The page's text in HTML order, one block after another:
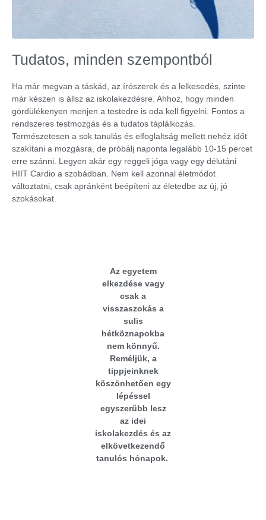
Tudatos, minden szempontból
Ha már megvan a táskád, az írószerek és a lelkesedés, szinte
már készen is állsz az iskolakezdésre. Ahhoz, hogy minden
gördülékenyen menjen a testedre is oda kell figyelni. Fontos a
rendszeres testmozgás és a tudatos táplálkozás.
Természetesen a sok tanulás és elfoglaltság mellett nehéz időt
szakítani a mozgásra, de próbálj naponta legalább 10-15 percet
erre szánni. Legyen akár egy reggeli jóga vagy egy délutáni
HIIT Cardio a szobádban. Nem kell azonnal életmódot
változtatni, csak apránként beépíteni az életedbe az új, jó
szokásokat.
Az egyetem
elkezdése vagy
csak a
visszaszokás a
sulis
hétköznapokba
nem könnyű.
Reméljük, a
tippjeinknek
köszönhetően egy
lépéssel
egyszerűbb lesz
az idei
iskolakezdés és az
elkövetkezendő
tanulós hónapok.